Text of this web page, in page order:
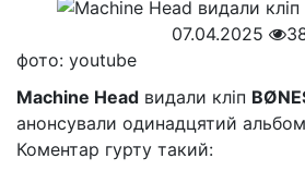
07.04.2025
фото: youtube
Machine Head видали кліп
анонсували одинадцятий альбом
Коментар гурту такий: